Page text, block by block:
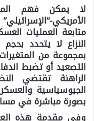
لا يمكن فهم
الأمريكي-
متابعة العمليات
النزاع لا يتحدد
بمجموعة من
التصعيد أو تضبط
الراهنة تقتضي
الجيوسياسية
بصورة مباشرة في
وفي مقدمة هذه